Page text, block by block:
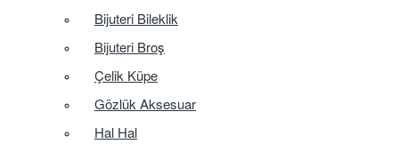
Bijuteri Bileklik
Bijuteri Broş
Çelik Küpe
Gözlük Aksesuar
Hal Hal